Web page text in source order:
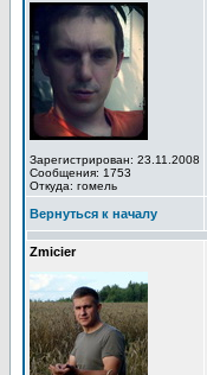
Зарегистрирован: 23.11.2008
Сообщения: 1753
Откуда: гомель
Вернуться к началу
Zmicier